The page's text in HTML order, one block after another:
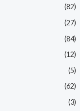
(82)
(27)
(84)
(12)
(5)
(62)
(3)